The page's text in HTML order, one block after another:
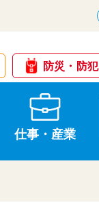
防災・防犯
仕事・産業